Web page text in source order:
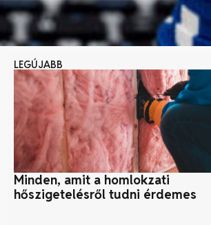
LEGÚJABB
Minden, amit a homlokzati
hőszigetelésről tudni érdemes